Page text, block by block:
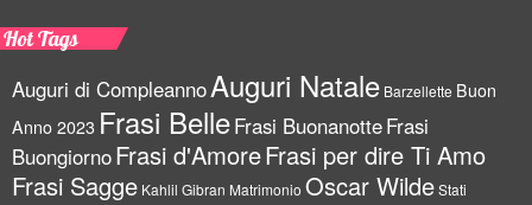
Hot Tags
Auguri di CompleannoAuguri Natale Barzellette Buon
Anno 2023 Frasi BelleFrasi BuonanotteFrasi
BuongiornoFrasi d'AmoreFrasi per dire Ti Amo
Frasi Sagge Kahlil Gibran Matrimonio Oscar WildeStati